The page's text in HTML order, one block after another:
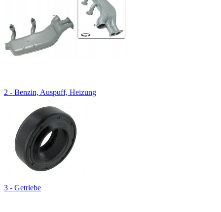
2 - Benzin, Auspuff, Heizung
3 - Getriebe